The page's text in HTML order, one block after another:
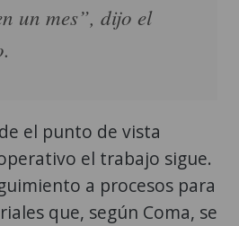
un mes”, dijo el
el punto de vista
el trabajo sigue.
a procesos para
que, según Coma, se